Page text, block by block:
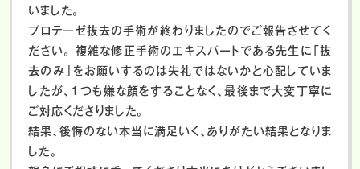
いました。
プロテーゼ抜去の手術が終わりましたのでご報告させてく
ださい。
複雑な修正手術のエキスパートである先生に「抜
去のみ」をお願いするのは失礼ではないかと心配していま
したが、１つも嫌な顔をすることなく、最後まで大変丁寧に
ご対応くださりました。
結果、後悔のない本当に満足いく、ありがたい結果となりま
した。